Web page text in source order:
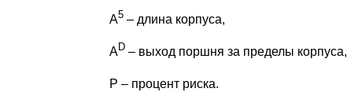
A5– длина корпуса,
AD– выход поршня за пределы корпуса,
P – процент риска.